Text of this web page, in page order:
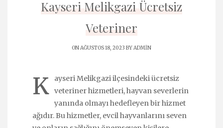
Kayseri Melikgazi Ücretsiz
Veteriner
ON AĞUSTOS 18, 2023 BYADMIN
K
ayseri Melikgazi ilçesindeki ücretsiz
veteriner hizmetleri, hayvan severlerin
yanında olmayı hedefleyen bir hizmet
ağıdır. Bu hizmetler, evcil hayvanlarını seven